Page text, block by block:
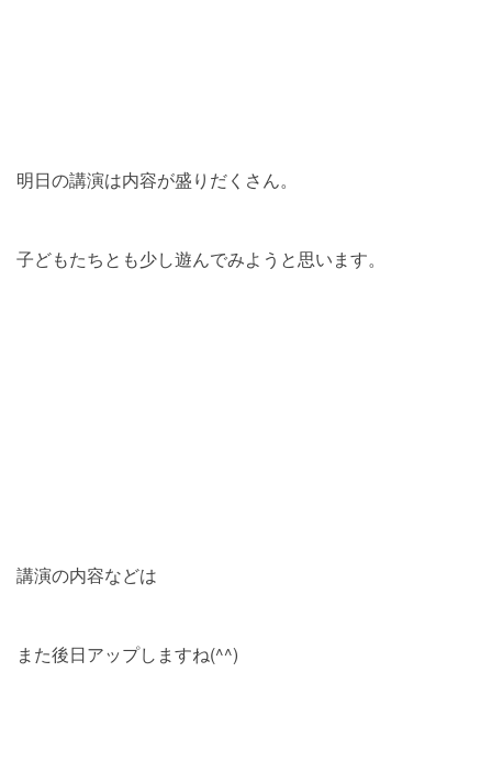
明日の講演は内容が盛りだくさん。
子どもたちとも少し遊んでみようと思います。
講演の内容などは
また後日アップしますね(^^)